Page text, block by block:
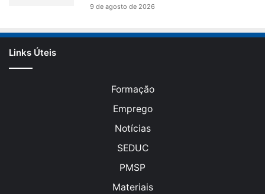
9 de agosto de 2026
Links Úteis
Formação
Emprego
Notícias
SEDUC
PMSP
Materiais